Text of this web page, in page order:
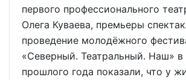
первого профессионального
Олега Куваева, премьеры
проведение молодёжного
«Северный. Театральный. Наш» в
прошлого года показали, что у